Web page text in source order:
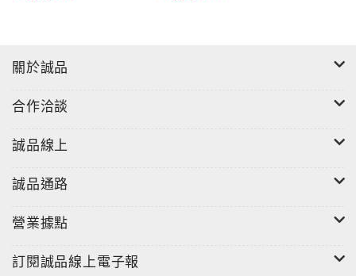
關於誠品
合作洽談
誠品線上
誠品通路
營業據點
訂閱誠品線上電子報